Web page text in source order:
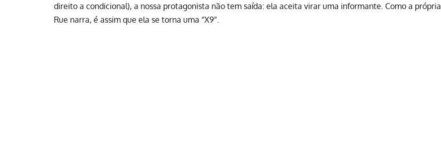
direito a condicional), a nossa protagonista não tem saída: ela aceita virar uma informante. Como a própria
Rue narra, é assim que ela se torna uma “X9”.